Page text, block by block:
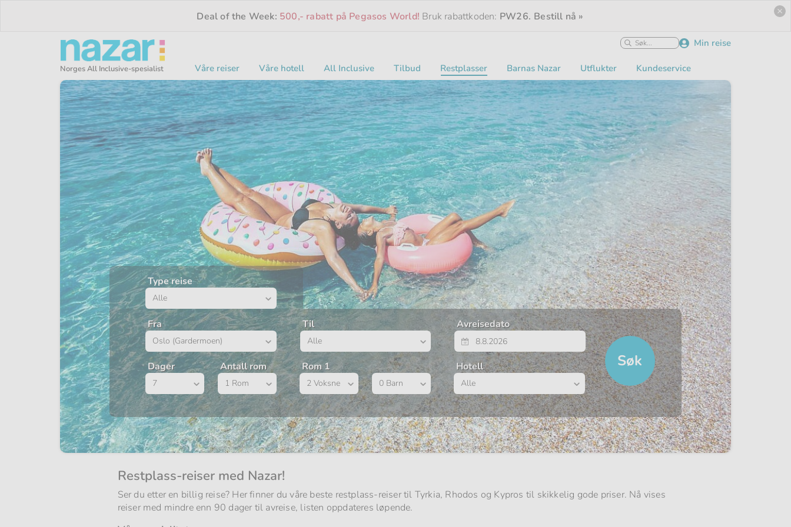
Deal of the Week: 500,- rabatt på Pegasos World! Bruk rabattkoden: PW26. Bestill nå »
Min reise
Nazar logo
Norges All Inclusive-spesialist Våre reiser Våre hotell All Inclusive Tilbud Restplasser Barnas Nazar Utflukter Kundeservice
Type reise
Fra Til Avreisedato
Dager Antall rom
Rom
1
Rom 1 Hotell
Restplass-reiser med Nazar!
Ser du etter en billig reise? Her finner du våre beste restplass-reiser til Tyrkia, Rhodos og Kypros til skikkelig gode priser. Nå vises
reiser med mindre enn 90 dager til avreise, listen oppdateres løpende.